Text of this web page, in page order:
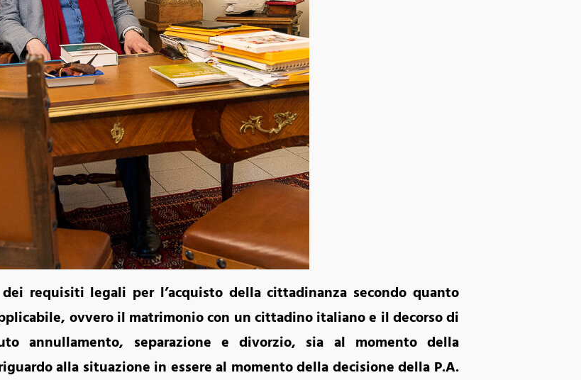
requisiti legali per l’acquisto della cittadinanza secondo quanto
ovvero il matrimonio con un cittadino italiano e il decorso di
annullamento, separazione e divorzio, sia al momento della
alla situazione in essere al momento della decisione della P.A.